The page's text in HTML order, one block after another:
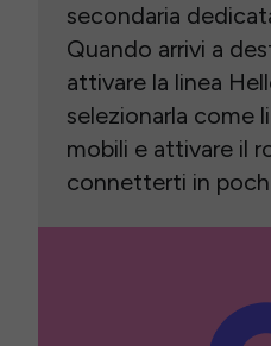
secondaria
Quando arrivi a
attivare la linea
selezionarla come
mobili e attivare il
connetterti in